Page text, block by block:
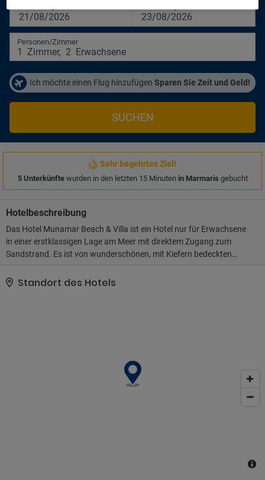
21/08/2026 23/08/2026
Personen/Zimmer
1 Zimmer, 2 Erwachsene
Ich möchte einen Flug hinzufügen Sparen Sie Zeit und Geld!
SUCHEN
Sehr begehrtes Ziel!
5 Unterkünftewurden in den letzten 15 Minutenin Marmaris gebucht
Hotelbeschreibung
Das Hotel Munamar Beach & Villa ist ein Hotel nur für Erwachsene
in einer erstklassigen Lage am Meer mit direktem Zugang zum
Sandstrand. Es ist von wunderschönen, mit Kiefern bedeckten
Stadtzentrum von Içmeler ist nur wenige Schritte entfernt und die
Fitnesscenter sowie Sportmöglichkeiten wie Tauchen zur
Verfügung. Das Hauptrestaurant bietet einen Innen- und
Standort des Hotels